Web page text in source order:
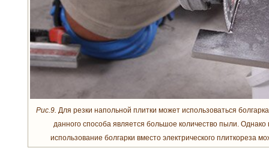
Рис.9. Для резки напольной плитки может использоваться
данного способа является большое количество пыли. Однако
использование болгарки вместо электрического плиткореза